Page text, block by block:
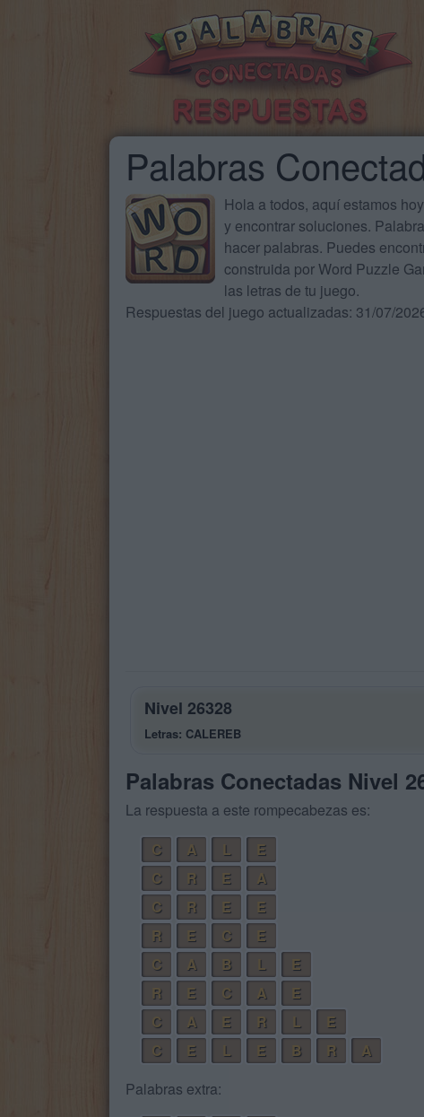
Palabras
Hola a todos, aquí estamos
y encontrar soluciones.
hacer palabras. Puedes
construida por Word Puzzle
las letras de tu juego.
Respuestas del juego actualizadas: 31/07/
Nivel 26328
Letras: CALEREB
Palabras Conectadas Nivel
La respuesta a este rompecabezas es:
C
A L
E
C
R E
A
C
R E
E
R
E C
E
C
A B L
E
R
E C A
E
C
A E R L
E
C
E L E B R
A
Palabras extra: